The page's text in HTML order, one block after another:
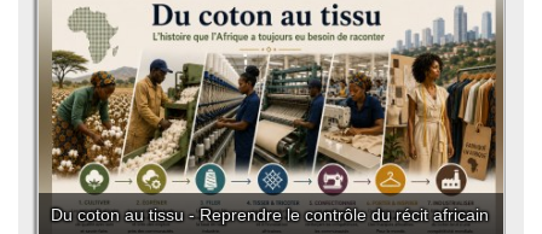
Du coton au tissu - Reprendre le contrôle du récit africain